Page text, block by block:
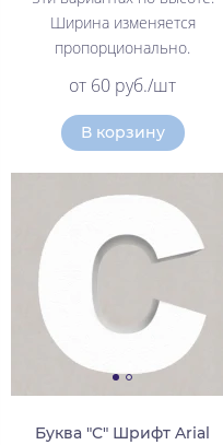
Ширина изменяется
пропорционально.
от 60 руб./шт
В корзину
Буква "С" Шрифт Arial